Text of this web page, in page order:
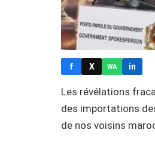
f X WA in
Les révélations
des importations
de nos voisins